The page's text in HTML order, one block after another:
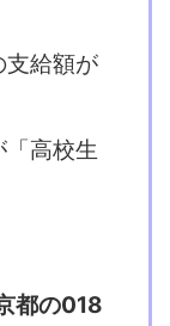
支給額が
高校生
都の018